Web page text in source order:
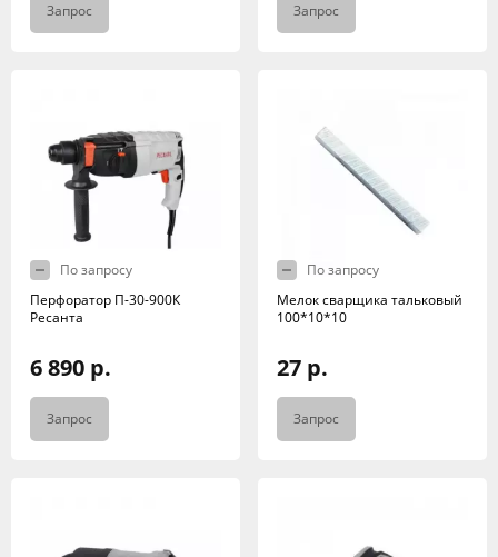
Запрос Запрос
По запросу
Перфоратор П-30-900К
Ресанта
6 890 р.
Запрос
По запросу
Мелок сварщика тальковый
100*10*10
27 р.
Запрос